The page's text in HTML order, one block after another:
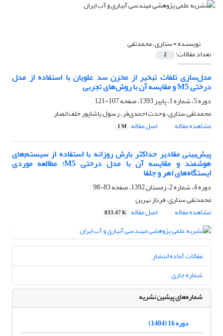
نویسنده =ستاری، محمدتقی
تعداد مقالات: 2
مدل‌سازی تلفات تبخیر از مخزن سد علویان با استفاده از مدل
درختی M5 و مقایسه آن با روش‌های تجربی
دوره 5، شماره 1، پاییز 1393، صفحه
107-121
محمدتقی ستاری، وحدت احمدی‌فر، رسول پاشاپور خلف انصار
مشاهده مقاله
اصل مقاله 1 M
پیش‌بینی مقادیر حداکثر بارش روزانه با استفاده از سیستم‌های
هوشمند و مقایسه آن با مدل درختی M5؛ مطالعه موردی
ایستگاه‌های اهر و جلفا
دوره 4، شماره 2، زمستان 1392، صفحه
83-98
محمدتقی ستاری، فرناز نهرین
مشاهده مقاله
اصل مقاله 833.47 K
مقالات آماده انتشار
شماره جاری
شماره‌های پیشین نشریه
دوره 16 (1404)